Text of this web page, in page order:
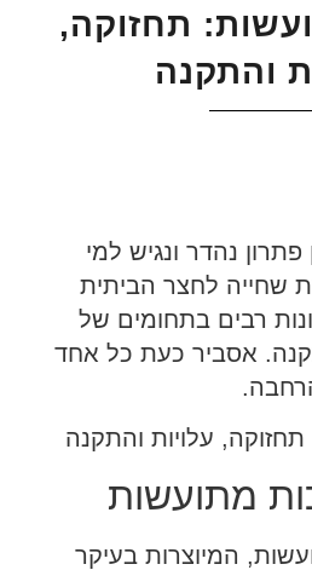
תחזוקה,
והתקנה
נהדר ונגיש למי
שחייה לחצר הביתית
רבים בתחומים של
אסביר כעת כל אחד
מתועשות
המיוצרות בעיקר